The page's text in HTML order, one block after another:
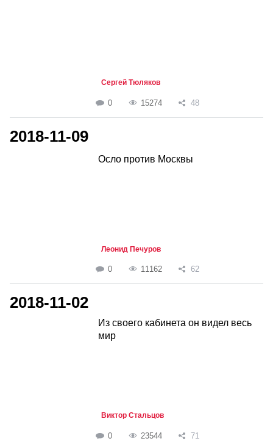
Сергей Тюляков
0 15274 48
2018-11-09
Осло против Москвы
Леонид Печуров
0 11162 62
2018-11-02
Из своего кабинета он видел весь
мир
Виктор Стальцов
0 23544 71